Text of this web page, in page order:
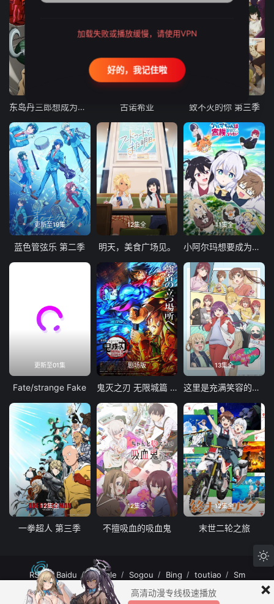
东岛丹三郎想成为假面骑士
更新至21集
古诺希亚 致不灭的你 第三季
更新至19集
蓝色管弦乐 第二季
12集全
明天，美食广场见。
11集全
小阿尔玛想要成为家人
更新至01集
Fate/strange Fake
剧场版
鬼灭之刃 无限城篇 第一章 猗窝座再袭
13集全
这里是充满笑容的职场。
12集全
一拳超人 第三季
12集全
不擅吸血的吸血鬼
12集全
末世二轮之旅
RSS Baidu Google Sogou Bing toutiao Sm
MuteFun动漫网站-无声乐趣-(゜-゜)つロ 干杯~MuteFun动漫网站所有内容均来
自互联网分享站点所提供的公开引用资源，未提供资源上传、存储服务。
×
高清动漫专线极速播放
加载失败或播放缓慢，请使用VPN
好的，我记住啦